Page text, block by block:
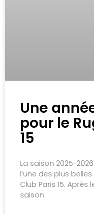
Une
pour le
15
La saison 2025-
l’une des plus
Club Paris 15.
saison